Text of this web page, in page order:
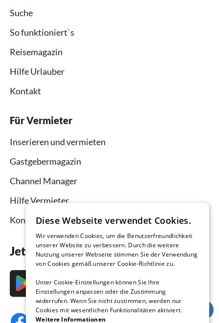
Suche
So funktioniert`s
Reisemagazin
Hilfe Urlauber
Kontakt
Für Vermieter
Inserieren und vermieten
Gastgebermagazin
Channel Manager
Hilfe Vermieter
Kontakt
Jetzt die App downloaden
Diese Webseite verwendet Cookies.
Wir verwenden Cookies, um die Benutzerfreundlichkeit
unserer Website zu verbessern. Durch die weitere
Nutzung unserer Webseite stimmen Sie der Verwendung
von Cookies gemäß unserer Cookie-Richtlinie zu.
Unter Cookie-Einstellungen können Sie Ihre
Einstellungen anpassen oder die Zustimmung
widerrufen. Wenn Sie nicht zustimmen, werden nur
Cookies mit wesentlichen Funktionalitäten aktiviert.
Weitere Informationen